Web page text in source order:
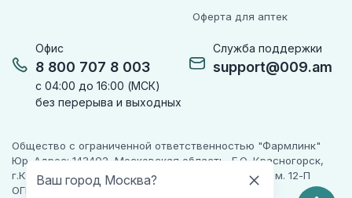
Ваш город Москва?
Офис
8 800 707 8 003
с 04:00 до 16:00 (МСК)
без перерыва и выходных
Служба поддержки
support@009.am
Оферта для аптек
Общество с ограниченной ответственностью "Фармлинк"
Юр. Адрес: 143402, Московская область, Г.О. Красногорск,
г.Красногорск, ул. Жуковского, д. 17, помещ. III, ком. 12-П
ОГРН 1225000071955